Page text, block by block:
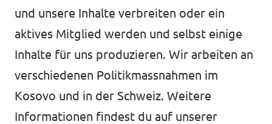
und unsere Inhalte verbreiten oder ein
aktives Mitglied werden und selbst einige
Inhalte für uns produzieren. Wir arbeiten an
verschiedenen Politikmassnahmen im
Kosovo und in der Schweiz. Weitere
Informationen findest du auf unserer